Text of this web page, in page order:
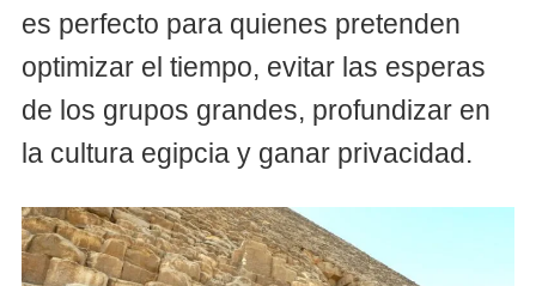
es perfecto para quienes pretenden
optimizar el tiempo, evitar las esperas
de los grupos grandes, profundizar en
la cultura egipcia y ganar privacidad.